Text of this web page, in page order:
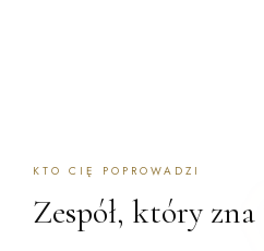
KTO CIĘ POPROWADZI
Zespół, który zna